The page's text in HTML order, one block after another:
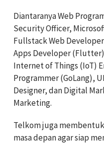
Diantaranya Web
Security Officer,
Fullstack Web
Apps Developer
Internet of Things (IoT)
Programmer (GoLang),
Designer, dan Digital
Marketing.
Telkom juga
masa depan agar siap